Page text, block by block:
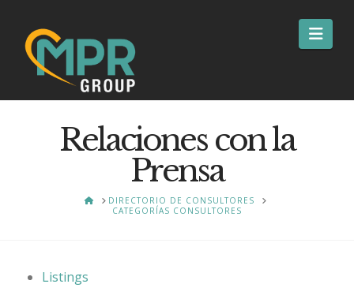
Relaciones con la
Prensa
HOMEDIRECTORIO DE CONSULTORES
CATEGORÍAS CONSULTORES
Listings